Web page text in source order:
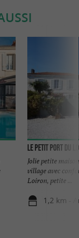
Le Petit Port du
Jolie petite
village avec
Loiron, petite ...
1,2 km -